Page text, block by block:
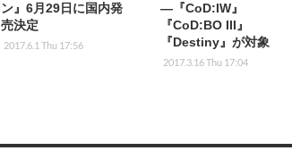
ン』6月29日に国内発
売決定
2017.6.1 Thu 17:56
―『CoD:IW』
『CoD:BO III』
『Destiny』が対象
2017.3.16 Thu 17:04